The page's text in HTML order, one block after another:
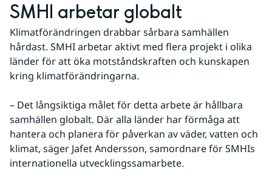
SMHI arbetar globalt
Klimatförändringen drabbar sårbara samhällen
hårdast. SMHI arbetar aktivt med flera projekt i olika
länder för att öka motståndskraften och kunskapen
kring klimatförändringarna.
– Det långsiktiga målet för detta arbete är hållbara
samhällen globalt. Där alla länder har förmåga att
hantera och planera för påverkan av väder, vatten och
klimat, säger Jafet Andersson, samordnare för SMHIs
internationella utvecklingssamarbete.